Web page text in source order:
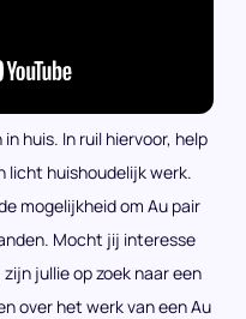
huis. In ruil hiervoor, help
licht huishoudelijk werk.
mogelijkheid om Au pair
Mocht jij interesse
jullie op zoek naar een
over het werk van een Au